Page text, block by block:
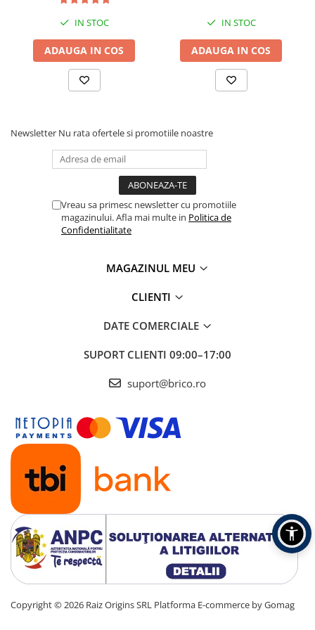
Depozitare jucarii
Jucarii si accesorii
Mobila copii
Depozitare si organizare
Organizatoare sertar si dulap
Rafturi depozitare
Umerase si huse haine
Motocoase si motocositori
Trimmere electrice
Drujbe si fierastraie electrice
Masina de tuns iarba
Suflante
Aparate spalat cu presiune
Despicatoare si Tocatoare crengi
Motocultoare si Motoburghie
Pompe apa si accesorii
Pompe apa menajera
IN STOC
ADAUGA IN COS
IN STOC
ADAUGA IN COS
Newsletter Nu rata ofertele si promotiile noastre
Vreau sa primesc newsletter cu promotiile
magazinului. Afla mai multe in Politica de
Confidentialitate
MAGAZINUL MEU
CLIENTI
DATE COMERCIALE
SUPORT CLIENTI 09:00–17:00
suport@brico.ro
Copyright © 2026 Raiz Origins SRL Platforma E-commerce by Gomag